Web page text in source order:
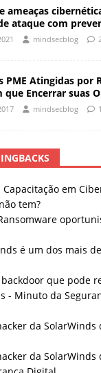
ameaças
ataque com
mindsecblog
PME Atingidas por
que Encerrar suas
mindsecblog 1
em
tem?
Ransomware
é um dos mais
que pode
- Minuto da
da SolarWinds
da SolarWinds